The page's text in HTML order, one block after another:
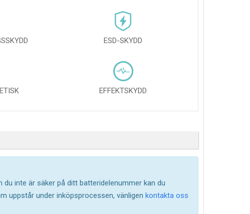
ESD-SKYDD
EFFEKTSKYDD
inte är säker på ditt batteridelenummer kan du
uppstår under inköpsprocessen, vänligen kontakta oss